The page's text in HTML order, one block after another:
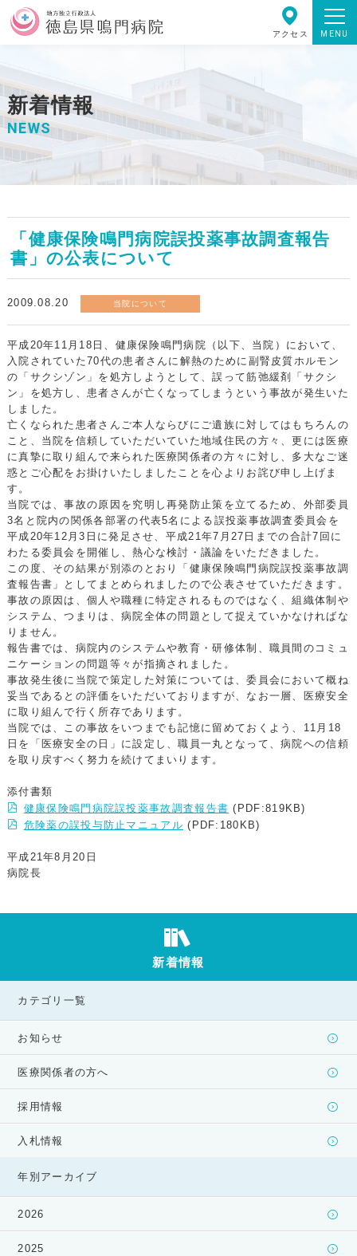
アクセス MENU
新着情報
NEWS
「健康保険鳴門病院誤投薬事故調査報告
書」の公表について
2009.08.20 当院について
平成20年11月18日、健康保険鳴門病院（以下、当院）において、
入院されていた70代の患者さんに解熱のために副腎皮質ホルモン
の「サクシゾン」を処方しようとして、誤って筋弛緩剤「サクシ
ン」を処方し、患者さんが亡くなってしまうという事故が発生いた
しました。
亡くなられた患者さんご本人ならびにご遺族に対してはもちろんの
こと、当院を信頼していただいていた地域住民の方々、更には医療
に真摯に取り組んで来られた医療関係者の方々に対し、多大なご迷
惑とご心配をお掛けいたしましたことを心よりお詫び申し上げま
す。
当院では、事故の原因を究明し再発防止策を立てるため、外部委員
3名と院内の関係各部署の代表5名による誤投薬事故調査委員会を
平成20年12月3日に発足させ、平成21年7月27日までの合計7回に
わたる委員会を開催し、熱心な検討・議論をいただきました。
この度、その結果が別添のとおり「健康保険鳴門病院誤投薬事故調
査報告書」としてまとめられましたので公表させていただきます。
事故の原因は、個人や職種に特定されるものではなく、組織体制や
システム、つまりは、病院全体の問題として捉えていかなければな
りません。
報告書では、病院内のシステムや教育・研修体制、職員間のコミュ
ニケーションの問題等々が指摘されました。
事故発生後に当院で策定した対策については、委員会において概ね
妥当であるとの評価をいただいておりますが、なお一層、医療安全
に取り組んで行く所存であります。
当院では、この事故をいつまでも記憶に留めておくよう、11月18
日を「医療安全の日」に設定し、職員一丸となって、病院への信頼
を取り戻すべく努力を続けてまいります。
添付書類
健康保険鳴門病院誤投薬事故調査報告書 (PDF:819KB)
危険薬の誤投与防止マニュアル (PDF:180KB)
平成21年8月20日
病院長
新着情報
カテゴリ一覧
お知らせ
医療関係者の方へ
採用情報
入札情報
年別アーカイブ
2026
2025